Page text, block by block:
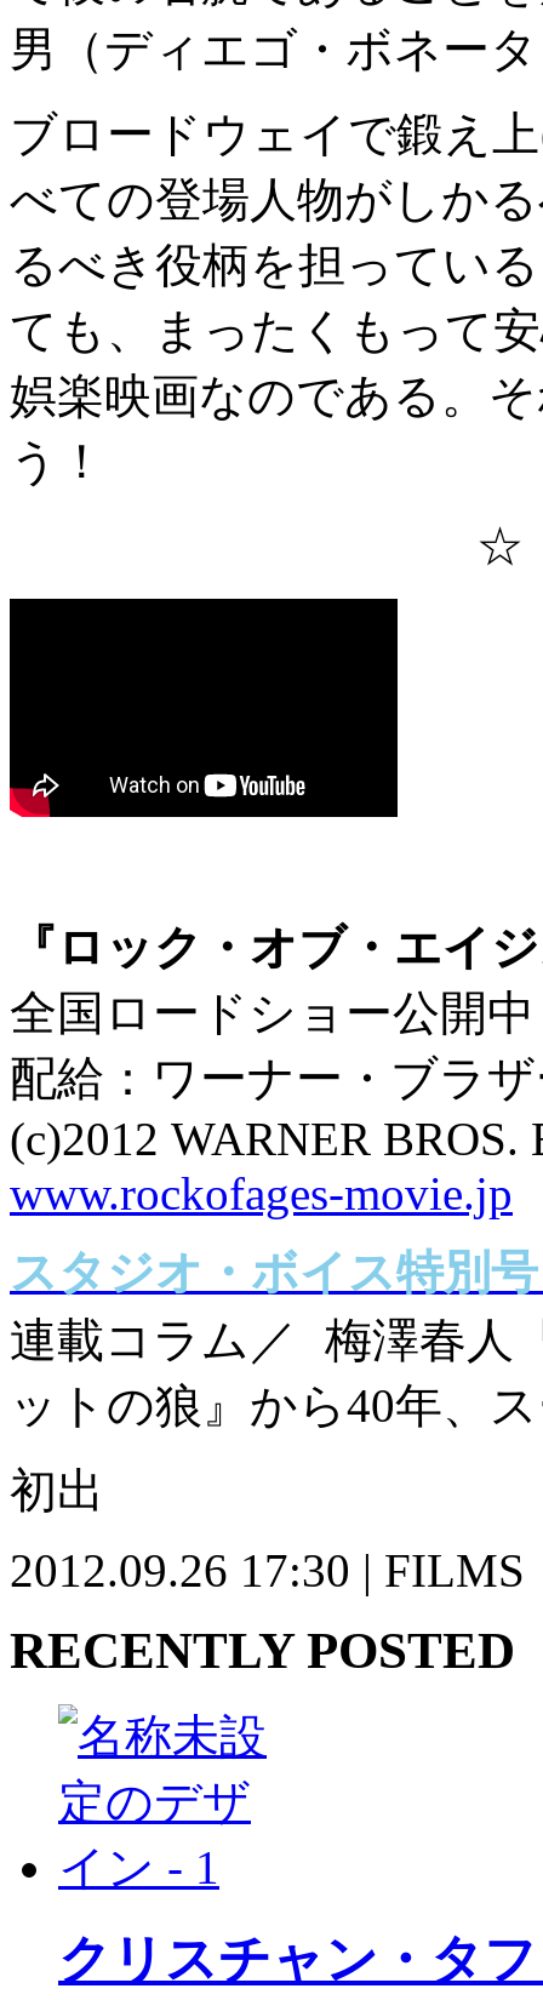
男（ディエゴ・ボネー
ブロードウェイで鍛え
べての登場人物がしか
るべき役柄を担ってい
ても、まったくもって
娯楽映画なのである。
う！
『ロック・オブ・エイ
全国ロードショー公開
配給：ワーナー・ブラ
(c)2012 WARNER
www.rockofages-movie.jp
スタジオ・ボイス特別
連載コラム／ 梅澤春人
ットの狼』から40年、
初出
2012.09.26 17:30 | FILMS
RECENTLY POSTED
クリスチャン・タ